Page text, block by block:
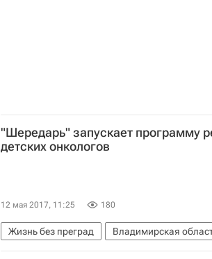
"Шередарь" запускает программу
детских онкологов
12 мая 2017, 11:25 180
Жизнь без преград
Владимирская
Российский онкологический научный